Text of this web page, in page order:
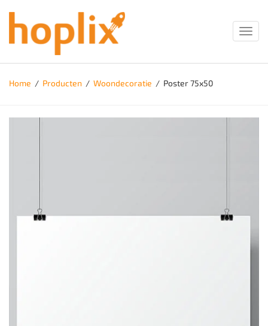
Home / Producten / Woondecoratie / Poster 75x50